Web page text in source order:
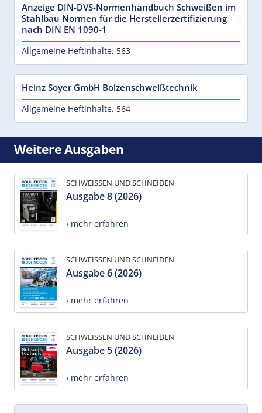
Anzeige DIN-DVS-Normenhandbuch Schweißen im
Stahlbau Normen für die Herstellerzertifizierung
nach DIN EN 1090-1
Allgemeine Heftinhalte, 563
Heinz Soyer GmbH Bolzenschweißtechnik
Allgemeine Heftinhalte, 564
Weitere Ausgaben
SCHWEISSEN UND SCHNEIDEN
Ausgabe 8 (2026)
› mehr erfahren
SCHWEISSEN UND SCHNEIDEN
Ausgabe 6 (2026)
› mehr erfahren
SCHWEISSEN UND SCHNEIDEN
Ausgabe 5 (2026)
› mehr erfahren